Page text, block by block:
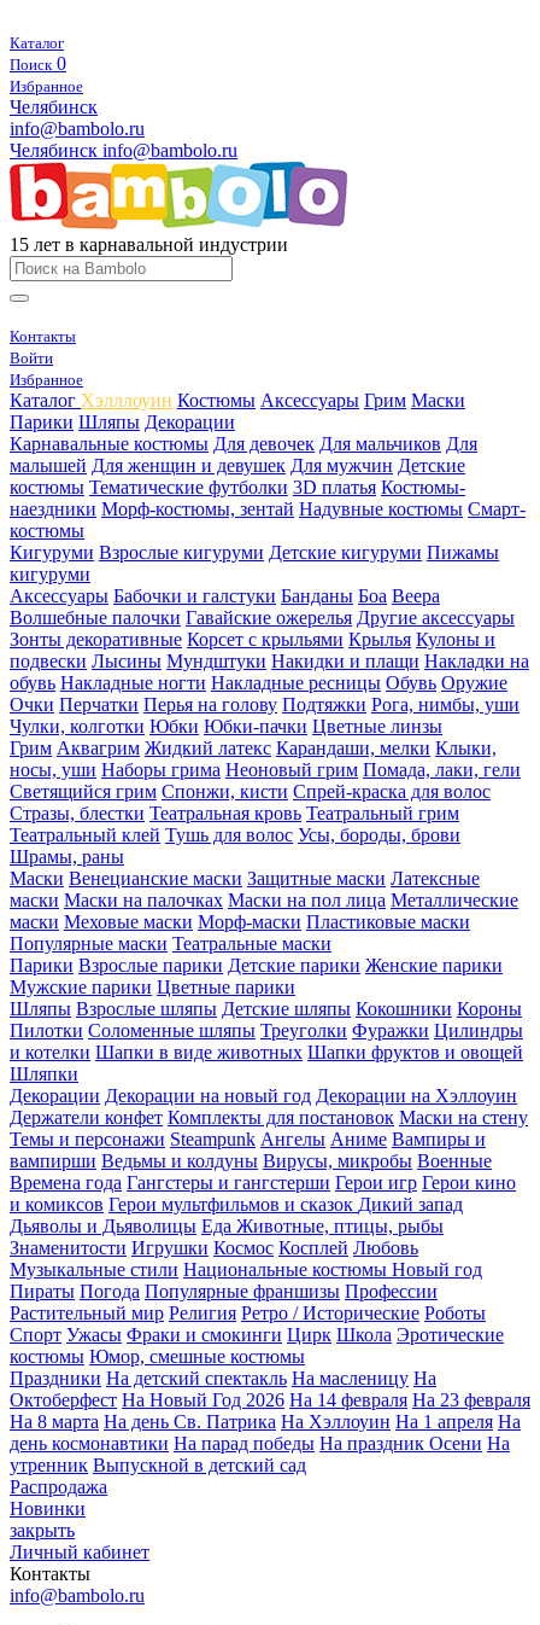
Каталог
Поиск 0
Избранное
Челябинск
info@bambolo.ru
Челябинск info@bambolo.ru
15 лет в карнавальной индустрии
Контакты
Войти
Избранное
Каталог Хэлллоуин Костюмы Аксессуары Грим Маски
Парики Шляпы Декорации
Карнавальные костюмы Для девочек Для мальчиков Для
малышей Для женщин и девушек Для мужчин Детские
костюмы Тематические футболки 3D платья Костюмы-
наездники Морф-костюмы, зентай Надувные костюмы Смарт-
костюмы
Кигуруми Взрослые кигуруми Детские кигуруми Пижамы
кигуруми
Аксессуары Бабочки и галстуки Банданы Боа Веера
Волшебные палочки Гавайские ожерелья Другие аксессуары
Зонты декоративные Корсет с крыльями Крылья Кулоны и
подвески Лысины Мундштуки Накидки и плащи Накладки на
обувь Накладные ногти Накладные ресницы Обувь Оружие
Очки Перчатки Перья на голову Подтяжки Рога, нимбы, уши
Чулки, колготки Юбки Юбки-пачки Цветные линзы
Грим Аквагрим Жидкий латекс Карандаши, мелки Клыки,
носы, уши Наборы грима Неоновый грим Помада, лаки, гели
Светящийся грим Спонжи, кисти Спрей-краска для волос
Стразы, блестки Театральная кровь Театральный грим
Театральный клей Тушь для волос Усы, бороды, брови
Шрамы, раны
Маски Венецианские маски Защитные маски Латексные
маски Маски на палочках Маски на пол лица Металлические
маски Меховые маски Морф-маски Пластиковые маски
Популярные маски Театральные маски
Парики Взрослые парики Детские парики Женские парики
Мужские парики Цветные парики
Шляпы Взрослые шляпы Детские шляпы Кокошники Короны
Пилотки Соломенные шляпы Треуголки Фуражки Цилиндры
и котелки Шапки в виде животных Шапки фруктов и овощей
Шляпки
Декорации Декорации на новый год Декорации на Хэллоуин
Держатели конфет Комплекты для постановок Маски на стену
Темы и персонажи Steampunk Ангелы Аниме Вампиры и
вампирши Ведьмы и колдуны Вирусы, микробы Военные
Времена года Гангстеры и гангстерши Герои игр Герои кино
и комиксов Герои мультфильмов и сказок Дикий запад
Дьяволы и Дьяволицы Еда Животные, птицы, рыбы
Знаменитости Игрушки Космос Косплей Любовь
Музыкальные стили Национальные костюмы Новый год
Пираты Погода Популярные франшизы Профессии
Растительный мир Религия Ретро / Исторические Роботы
Спорт Ужасы Фраки и смокинги Цирк Школа Эротические
костюмы Юмор, смешные костюмы
Праздники На детский спектакль На масленицу На
Октоберфест На Новый Год 2026 На 14 февраля На 23 февраля
На 8 марта На день Св. Патрика На Хэллоуин На 1 апреля На
день космонавтики На парад победы На праздник Осени На
утренник Выпускной в детский сад
Распродажа
Новинки
закрыть
Личный кабинет
Контакты
info@bambolo.ru